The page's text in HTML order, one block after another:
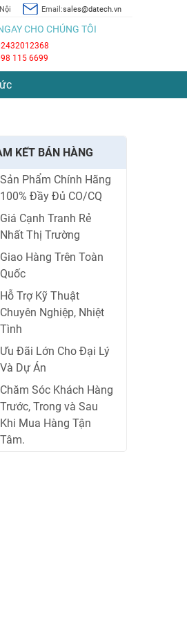
Email:sales@datech.vn
CHO CHÚNG TÔI
115 6699
KẾT BÁN HÀNG
Sản Phẩm Chính Hãng
100% Đầy Đủ CO/CQ
Giá Cạnh Tranh Rẻ
Nhất Thị Trường
Giao Hàng Trên Toàn
Quốc
Hỗ Trợ Kỹ Thuật
Chuyên Nghiệp, Nhiệt
Tình
Ưu Đãi Lớn Cho Đại Lý
Và Dự Án
Chăm Sóc Khách Hàng
Trước, Trong và Sau
Khi Mua Hàng Tận
Tâm.